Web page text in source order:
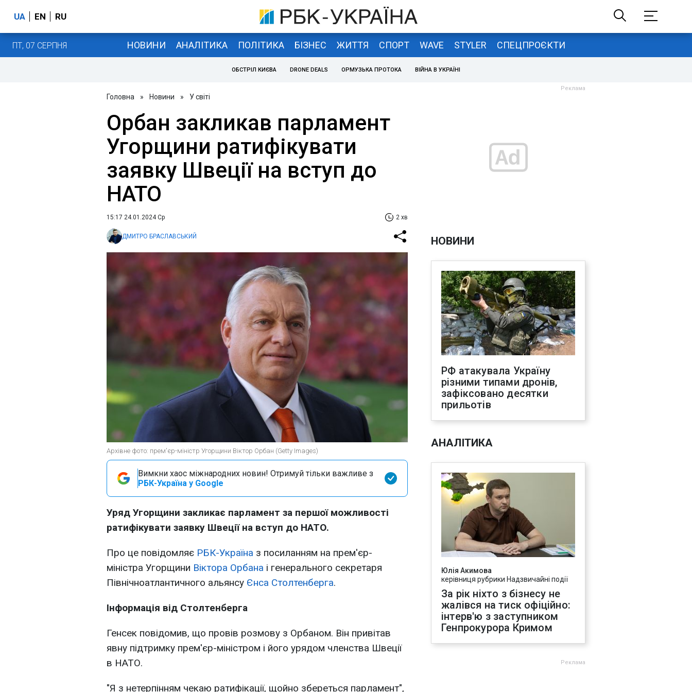
UA EN RU
ПТ, 07 СЕРПНЯ НОВИНИ АНАЛІТИКА ПОЛІТИКА БІЗНЕС ЖИТТЯ СПОРТ WAVE STYLER СПЕЦПРОЄКТИ
ОБСТРІЛ КИЄВА DRONE DEALS ОРМУЗЬКА ПРОТОКА ВІЙНА В УКРАЇНІ
Головна » Новини » У світі
Орбан закликав парламент
Угорщини ратифікувати
заявку Швеції на вступ до
НАТО
15:17 24.01.2024 Ср 2 хв
ДМИТРО БРАСЛАВСЬКИЙ
Архівне фото: прем'єр-міністр Угорщини Віктор Орбан (Getty Images)
Вимкни хаос міжнародних новин! Отримуй тільки важливе з
РБК-Україна у Google
Уряд Угорщини закликає парламент за першої можливості
ратифікувати заявку Швеції на вступ до НАТО.
Про це повідомляє РБК-Україна з посиланням на прем'єр-
міністра Угорщини Віктора Орбана і генерального секретаря
Північноатлантичного альянсу Єнса Столтенберга.
Інформація від Столтенберга
Генсек повідомив, що провів розмову з Орбаном. Він привітав
явну підтримку прем'єр-міністром і його урядом членства Швеції
в НАТО.
"Я з нетерпінням чекаю ратифікації, щойно збереться парламент",
НОВИНИ
РФ атакувала Україну
різними типами дронів,
зафіксовано десятки
прильотів
АНАЛІТИКА
Юлія Акимова
керівниця рубрики Надзвичайні події
За рік ніхто з бізнесу не
жалівся на тиск офіційно:
інтерв'ю з заступником
Генпрокурора Кримом